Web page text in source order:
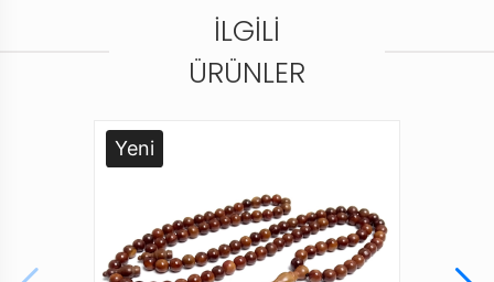
Günlük Kullanıma Uygundur
Tesbihi Çekme Özelliği
Tekli Çekime Uygun
Standart Tesbih İpi
Ürün Açıklaması
* Tamamen el emeği göz nuru işçiliği ile yapmış
olduğumuz tesbih modellerini, Kalite ve güvenden
ödün vermeyen Tesbih Ruyasi Dijital Mağazamızda
İLGILI
ÜRÜNLER
Yeni